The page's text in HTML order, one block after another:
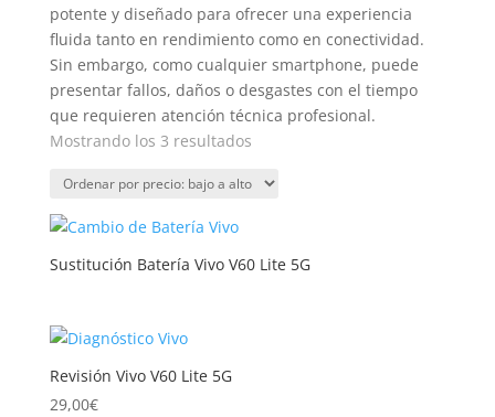
potente y diseñado para ofrecer una experiencia
fluida tanto en rendimiento como en conectividad.
Sin embargo, como cualquier smartphone, puede
presentar fallos, daños o desgastes con el tiempo
que requieren atención técnica profesional.
Mostrando los 3 resultadosOrdenado
precio:
alto
Sustitución Batería Vivo V60 Lite 5G
Revisión Vivo V60 Lite 5G
29,00€